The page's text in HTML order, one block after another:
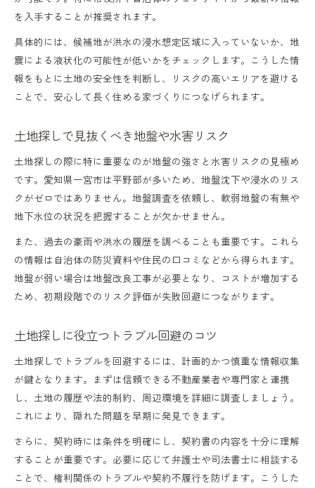
を入手することが推奨されます。
具体的には、候補地が洪水の浸水想定区域に入っていないか、地
震による液状化の可能性が低いかをチェックします。こうした情
報をもとに土地の安全性を判断し、リスクの高いエリアを避ける
ことで、安心して長く住める家づくりにつなげられます。
土地探しで見抜くべき地盤や水害リスク
土地探しの際に特に重要なのが地盤の強さと水害リスクの見極め
です。愛知県一宮市は平野部が多いため、地盤沈下や浸水のリス
クがゼロではありません。地盤調査を依頼し、軟弱地盤の有無や
地下水位の状況を把握することが欠かせません。
また、過去の豪雨や洪水の履歴を調べることも重要です。これら
の情報は自治体の防災資料や住民の口コミなどから得られます。
地盤が弱い場合は地盤改良工事が必要となり、コストが増加する
ため、初期段階でのリスク評価が失敗回避につながります。
土地探しに役立つトラブル回避のコツ
土地探しでトラブルを回避するには、計画的かつ慎重な情報収集
が鍵となります。まずは信頼できる不動産業者や専門家と連携
し、土地の履歴や法的制約、周辺環境を詳細に調査しましょう。
これにより、隠れた問題を早期に発見できます。
さらに、契約時には条件を明確にし、契約書の内容を十分に理解
することが重要です。必要に応じて弁護士や司法書士に相談する
ことで、権利関係のトラブルや契約不履行を防げます。こうした